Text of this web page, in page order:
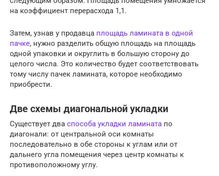
на коэффициент перерасхода 1,1.
Затем, узнав у продавца площадь ламината в одной
пачке, нужно разделить общую площадь на площадь
одной упаковки и округлить в большую сторону до
целого числа. Это количество будет соответствовать
тому числу пачек ламината, которое необходимо
приобрести.
Две схемы диагональной укладки
Существует два способа укладки ламината по
диагонали: от центральной оси комнаты
последовательно в обе стороны к углам или от
дальнего угла помещения через центр комнаты к
противоположному углу.